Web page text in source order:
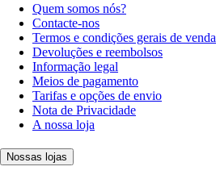
Quem somos nós?
Contacte-nos
Termos e condições gerais de venda
Devoluções e reembolsos
Informação legal
Meios de pagamento
Tarifas e opções de envio
Nota de Privacidade
A nossa loja
Nossas lojas